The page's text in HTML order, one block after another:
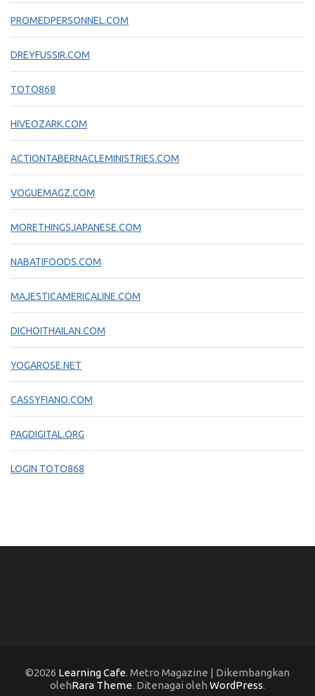
PROMEDPERSONNEL.COM
DREYFUSSIR.COM
TOTO868
HIVEOZARK.COM
ACTIONTABERNACLEMINISTRIES.COM
VOGUEMAGZ.COM
MORETHINGSJAPANESE.COM
NABATIFOODS.COM
MAJESTICAMERICALINE.COM
DICHOITHAILAN.COM
YOGAROSE.NET
CASSYFIANO.COM
PAGDIGITAL.ORG
LOGIN TOTO868
©2026 Learning Cafe. Metro Magazine | Dikembangkan
olehRara Theme. Ditenagai oleh WordPress.